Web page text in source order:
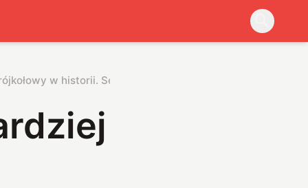
w historii. Sensu nie ma, ale i tak przyciąga uwagę